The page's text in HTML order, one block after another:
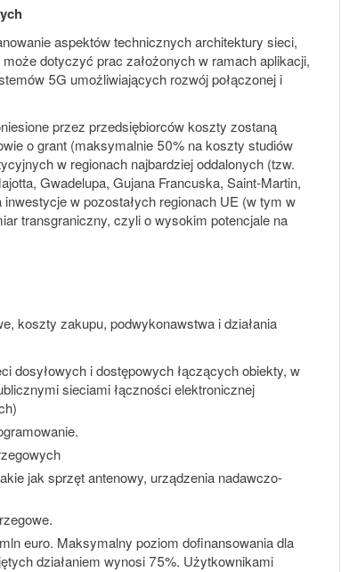
aspektów technicznych architektury sieci,
dotyczyć prac założonych w ramach aplikacji,
5G umożliwiających rozwój połączonej i
przez przedsiębiorców koszty zostaną
o grant (maksymalnie 50% na koszty studiów
w regionach najbardziej oddalonych (tzw.
Gwadelupa, Gujana Francuska, Saint-Martin,
w pozostałych regionach UE (w tym w
transgraniczny, czyli o wysokim potencjale na
koszty zakupu, podwykonawstwa i działania
dosyłowych i dostępowych łączących obiekty, w
sieciami łączności elektronicznej
jak sprzęt antenowy, urządzenia nadawczo-
euro. Maksymalny poziom dofinansowania dla
działaniem wynosi 75%. Użytkownikami